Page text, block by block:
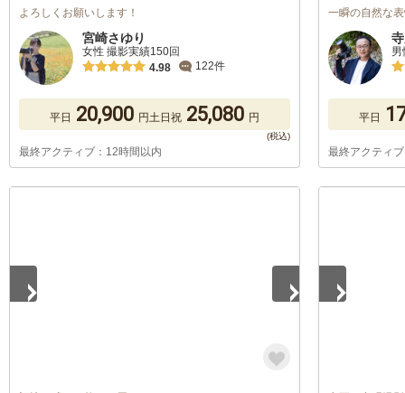
よろしくお願いします！
宮崎さゆり
女性 撮影実績150回
4.98
122件
平日 20,900 円土日祝 25,080 円
最終アクティブ：12時間以内
一瞬の自然な
平日
最終アクティ